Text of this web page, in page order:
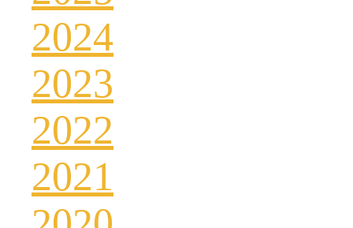
2024
2023
2022
2021